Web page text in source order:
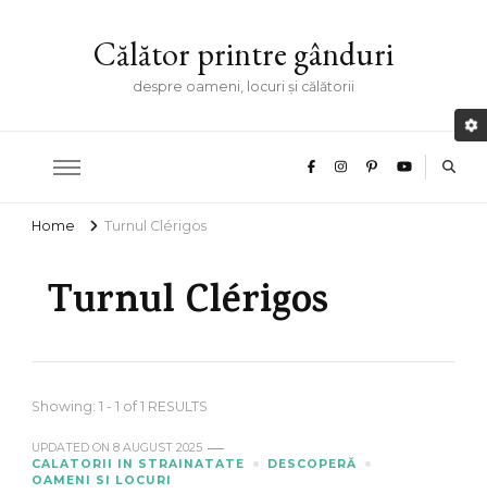
Călător printre gânduri
despre oameni, locuri și călătorii
Home Turnul Clérigos
Turnul Clérigos
Showing: 1 - 1 of 1 RESULTS
UPDATED ON 8 AUGUST 2025
CALATORII IN STRAINATATE
DESCOPERĂ
OAMENI SI LOCURI